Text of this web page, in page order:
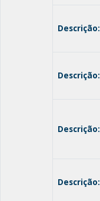
Descrição:
Descrição:
Descrição:
Descrição: